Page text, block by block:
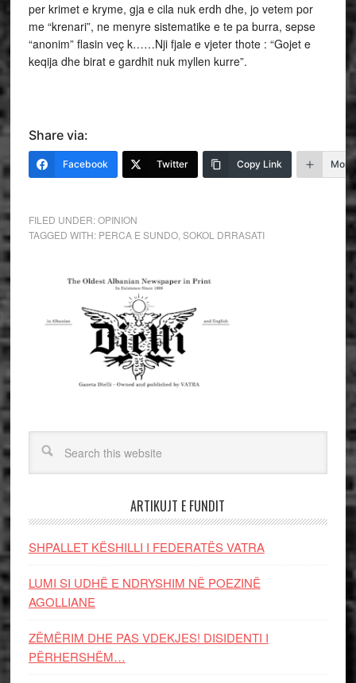
per krimet e kryme, gja e cila nuk erdh dhe, jo vetem por
me “krenari”, ne menyre sistematike e te pa burra, sepse
“anonim” flasin veç k……Nji fjale e vjeter thote : “Gojet e
keqija dhe birat e gardhit nuk myllen kurre”.
Share via:
Facebook Twitter Copy Link More
FILED UNDER:OPINION
TAGGED WITH: PERCA E SUNDO, SOKOL DRRASATI
ARTIKUJT E FUNDIT
SHPALLET KËSHILLI I FEDERATËS VATRA
LUMI SI UDHË E NDRYSHIM NË POEZINË
AGOLLIANE
ZËMËRIM DHE PAS VDEKJES! DISIDENTI I
PËRHERSHËM…